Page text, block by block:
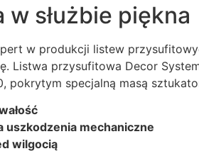
w służbie piękna
w produkcji listew
Listwa przysufitowa Decor
pokrytym specjalną masą
uszkodzenia mechaniczne
wilgocią